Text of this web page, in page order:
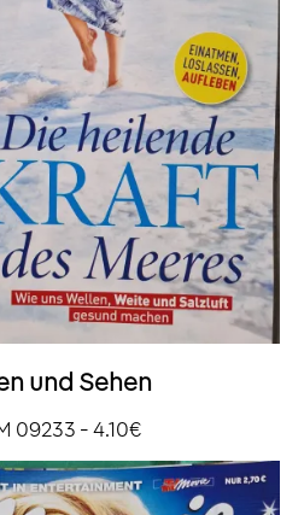
und Sehen
09233 - 4.10€